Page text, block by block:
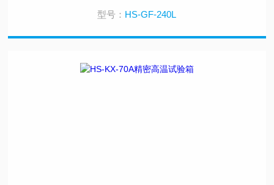
型号： HS-GF-240L